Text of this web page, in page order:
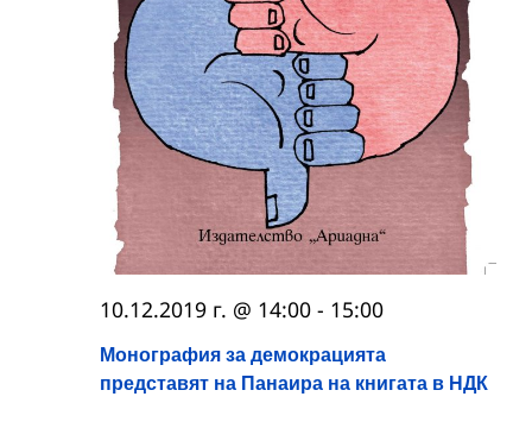
Монография за демокрацията
представят на Панаира на книгата в НДК
10.12.2019 г. @ 14:00 - 15:00